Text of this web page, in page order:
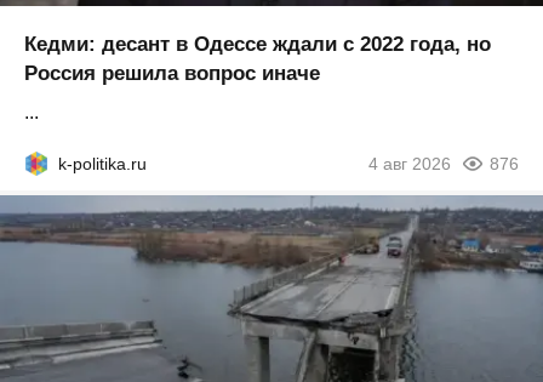
Кедми: десант в Одессе ждали с 2022 года, но
Россия решила вопрос иначе
...
k-politika.ru 4 авг 2026 876